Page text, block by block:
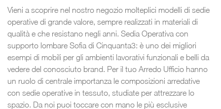
Vieni a scoprire nel nostro negozio molteplici modelli di sedie
operative di grande valore, sempre realizzati in materiali di
qualità e che resistano negli anni. Sedia Operativa con
supporto lombare Sofia di Cinquanta3: è uno dei migliori
esempi di mobili per gli ambienti lavorativi funzionali e belli da
vedere del conosciuto brand. Per il tuo Arredo Ufficio hanno
un ruolo di centrale importanza le composizioni arredative
con sedie operative in tessuto, studiate per attrezzare lo
spazio. Da noi puoi toccare con mano le più esclusive